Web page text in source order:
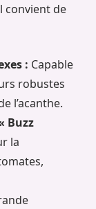
convient de
: Capable
robustes
l’acanthe.
Buzz
la